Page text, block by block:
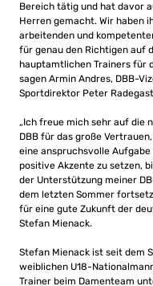
Bereich tätig und hat davor
Herren gemacht. Wir haben
arbeitenden und
für genau den Richtigen auf
hauptamtlichen Trainers für
sagen Armin Andres, DBB-
Sportdirektor Peter
„Ich freue mich sehr auf die
DBB für das große
eine anspruchsvolle
positive Akzente zu setzen,
der Unterstützung meiner
dem letzten Sommer
für eine gute Zukunft der
Stefan Mienack.
Stefan Mienack ist seit dem
weiblichen U18-
Trainer beim Damenteam